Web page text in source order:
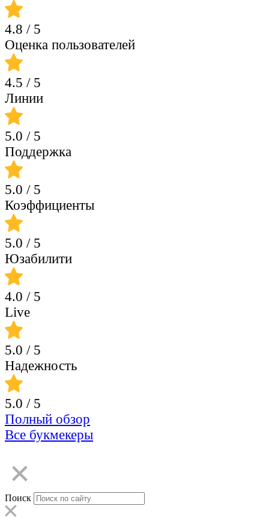
4.8 / 5
Оценка пользователей
4.5 / 5
Линии
5.0 / 5
Поддержка
5.0 / 5
Коэффициенты
5.0 / 5
Юзабилити
4.0 / 5
Live
5.0 / 5
Надежность
5.0 / 5
Полный обзор
Все букмекеры
Поиск